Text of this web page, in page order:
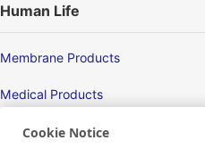
Human Life
Membrane Products
Medical Products
Hygiene
Cookie Notice